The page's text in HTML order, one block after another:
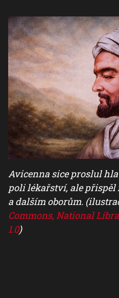
Avicenna sice proslul
poli lékařství, ale přispěl
a dalším oborům.
Commons, National
1.0)